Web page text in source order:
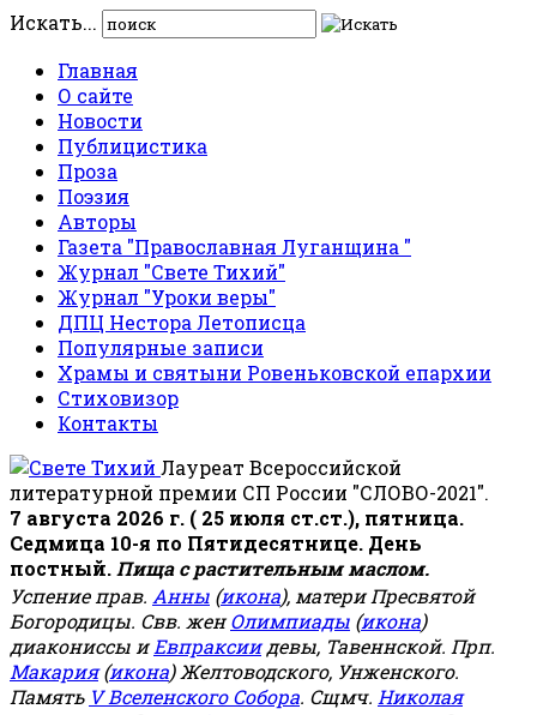
Искать...
Главная
О сайте
Новости
Публицистика
Проза
Поэзия
Авторы
Газета "Православная Луганщина "
Журнал "Свете Тихий"
Журнал "Уроки веры"
ДПЦ Нестора Летописца
Популярные записи
Храмы и святыни Ровеньковской епархии
Стиховизор
Контакты
Лауреат Всероссийской
литературной премии СП России "СЛОВО-2021".
7 августа 2026 г. ( 25 июля ст.ст.), пятница.
Седмица 10-я по Пятидесятнице. День
постный. Пища с растительным маслом.
Успение прав. Анны (икона), матери Пресвятой
Богородицы. Свв. женОлимпиады (икона)
диакониссы иЕвпраксиидевы, Тавеннской. Прп.
Макария(икона) Желтоводского, Унженского.
Память V Вселенского Собора. Сщмч. Николая